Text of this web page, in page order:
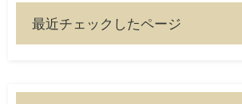
最近チェックしたページ